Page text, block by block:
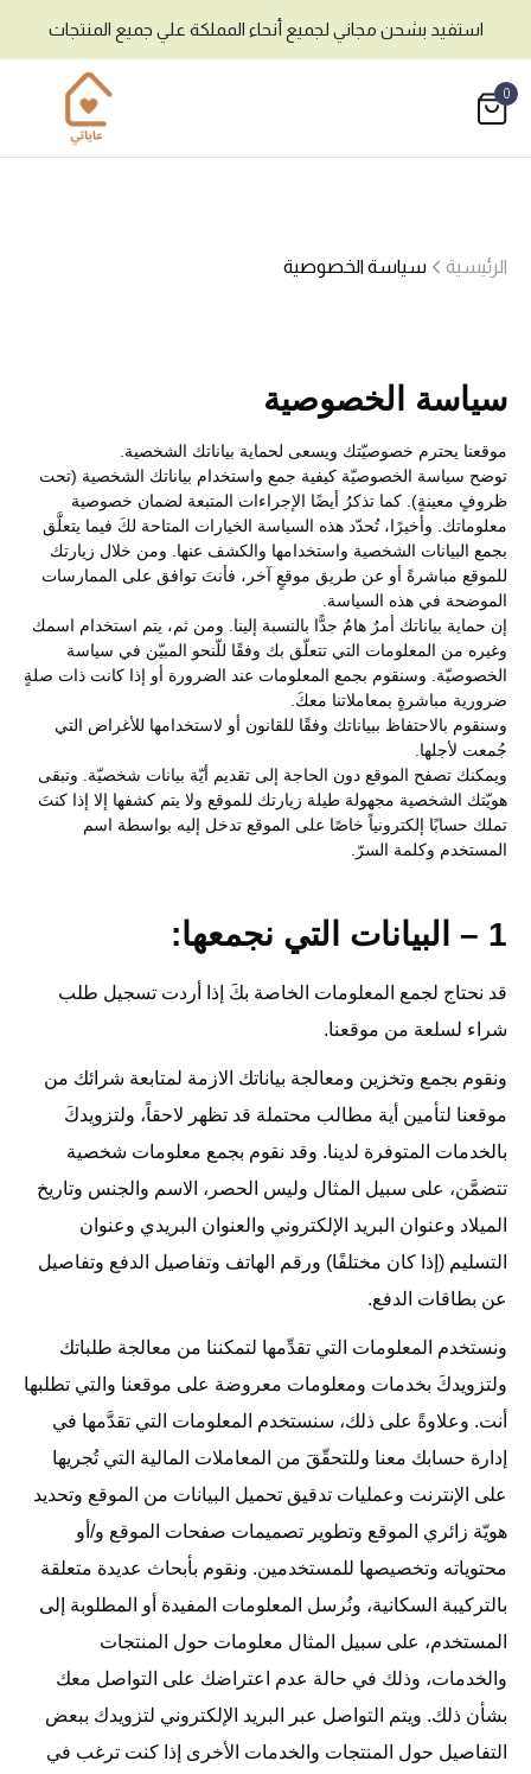
استفيد بشحن مجاني لجميع أنحاء المملكة علي جميع المنتجات
0
الرئيسية سياسة الخصوصية
سياسة الخصوصية
موقعنا يحترم خصوصيّتك ويسعى لحماية بياناتك الشخصية.
توضح سياسة الخصوصيّة كيفية جمع واستخدام بياناتك الشخصية (تحت
ظروفٍ معينةٍ). كما تذكرُ أيضًا الإجراءات المتبعة لضمان خصوصية
معلوماتك. وأخيرًا، تُحدّد هذه السياسة الخيارات المتاحة لكَ فيما يتعلَّق
بجمع البيانات الشخصية واستخدامها والكشف عنها. ومن خلال زيارتك
للموقع مباشرةً أو عن طريق موقعٍ آخر، فأنتَ توافق على الممارسات
الموضحة في هذه السياسة.
إن حماية بياناتك أمرٌ هامٌ جدًّا بالنسبة إلينا. ومن ثم، يتم استخدام اسمك
وغيره من المعلومات التي تتعلّق بك وفقًا للّنحو المبيّن في سياسة
الخصوصيّة. وسنقوم بجمع المعلومات عند الضرورة أو إذا كانت ذات صلةٍ
ضرورية مباشرةٍ بمعاملاتنا معكَ.
وسنقوم بالاحتفاظ ببياناتك وفقًا للقانون أو لاستخدامها للأغراض التي
جُمعت لأجلها.
ويمكنك تصفح الموقع دون الحاجة إلى تقديم أيّة بيانات شخصيّة. وتبقى
هويّتك الشخصية مجهولة طيلة زيارتك للموقع ولا يتم كشفها إلا إذا كنتَ
تملك حسابًا إلكترونياً خاصًا على الموقع تدخل إليه بواسطة اسم
المستخدم وكلمة السرّ.
1 – البيانات التي نجمعها:
قد نحتاج لجمع المعلومات الخاصة بكَ إذا أردت تسجيل طلب
شراء لسلعة من موقعنا.
ونقوم بجمع وتخزين ومعالجة بياناتك الازمة لمتابعة شرائك من
موقعنا لتأمين أية مطالب محتملة قد تظهر لاحقاً، ولتزويدكَ
بالخدمات المتوفرة لدينا. وقد نقوم بجمع معلومات شخصية
تتضمَّن، على سبيل المثال وليس الحصر، الاسم والجنس وتاريخ
الميلاد وعنوان البريد الإلكتروني والعنوان البريدي وعنوان
التسليم (إذا كان مختلفًا) ورقم الهاتف وتفاصيل الدفع وتفاصيل
عن بطاقات الدفع.
ونستخدم المعلومات التي تقدِّمها لتمكننا من معالجة طلباتك
ولتزويدكَ بخدمات ومعلومات معروضة على موقعنا والتي تطلبها
أنت. وعلاوةً على ذلك، سنستخدم المعلومات التي تقدَّمها في
إدارة حسابك معنا وللتحقّقَ من المعاملات المالية التي تُجريها
على الإنترنت وعمليات تدقيق تحميل البيانات من الموقع وتحديد
هويّة زائري الموقع وتطوير تصميمات صفحات الموقع و/أو
محتوياته وتخصيصها للمستخدمين. ونقوم بأبحاث عديدة متعلقة
بالتركيبة السكانية، ونُرسل المعلومات المفيدة أو المطلوبة إلى
المستخدم، على سبيل المثال معلومات حول المنتجات
والخدمات، وذلك في حالة عدم اعتراضك على التواصل معك
بشأن ذلك. ويتم التواصل عبر البريد الإلكتروني لتزويدك ببعض
التفاصيل حول المنتجات والخدمات الأخرى إذا كنت ترغب في